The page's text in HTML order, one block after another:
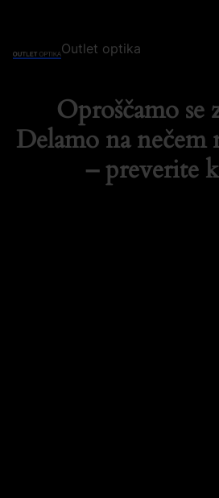
Outlet optika
Oproščamo se
Delamo na nečem
– preverite